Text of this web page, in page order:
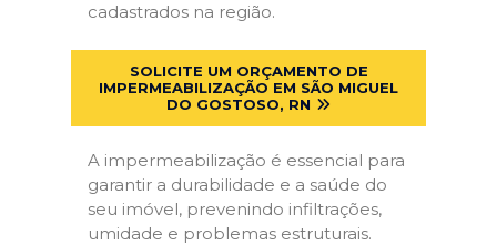
cadastrados na região.
SOLICITE UM ORÇAMENTO DE
IMPERMEABILIZAÇÃO EM SÃO MIGUEL
DO GOSTOSO, RN
A impermeabilização é essencial para
garantir a durabilidade e a saúde do
seu imóvel, prevenindo infiltrações,
umidade e problemas estruturais.